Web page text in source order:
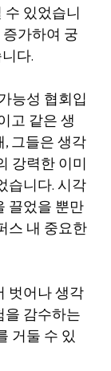
있었습니
가하여 궁
다.
능성 협회입
고 같은 생
그들은 생각
강력한 이미
습니다. 시각
끌었을 뿐만
스 내 중요한
벗어나 생각
감수하는
거둘 수 있